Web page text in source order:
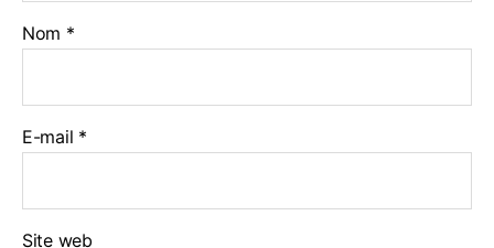
Nom *
E-mail *
Site web